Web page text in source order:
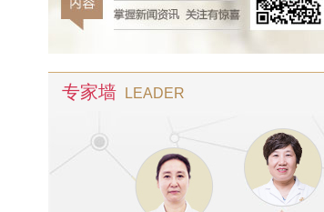
专家墙 LEADER